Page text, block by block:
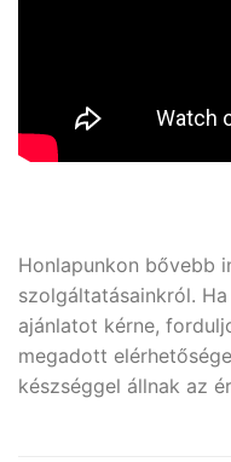
Honlapunkon bővebb
szolgáltatásainkról.
ajánlatot kérne,
megadott
készséggel állnak az